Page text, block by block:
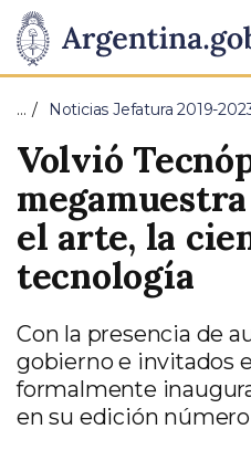
Presidencia
de
la
Nación
Pasar al contenido
… Noticias Jefatura 2019-
Volvió
el arte, la
tecnología
Con la presencia de
gobierno e invitados
formalmente
en su edición